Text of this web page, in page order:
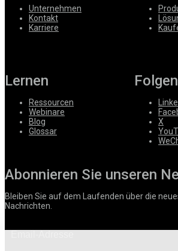
Unternehmen
Kontakt
Karriere
Lernen
Ressourcen
Webinare
Blog
Glossar
Folgen
X
Abonnieren Sie unseren
Bleiben Sie auf dem Laufenden über die
Nachrichten.